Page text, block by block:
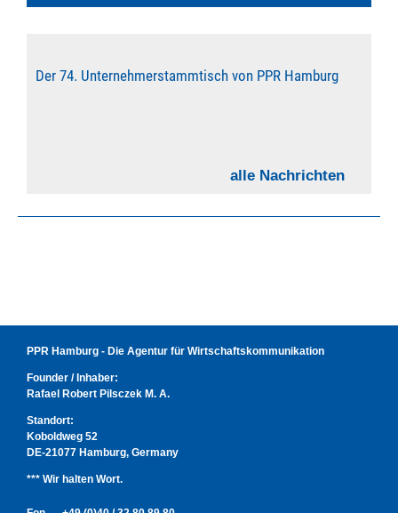
Der 74. Unternehmerstammtisch von PPR Hamburg
alle Nachrichten
PPR Hamburg - Die Agentur für Wirtschaftskommunikation
Founder / Inhaber:
Rafael Robert Pilsczek M. A.
Standort:
Koboldweg 52
DE-21077 Hamburg, Germany
*** Wir halten Wort.